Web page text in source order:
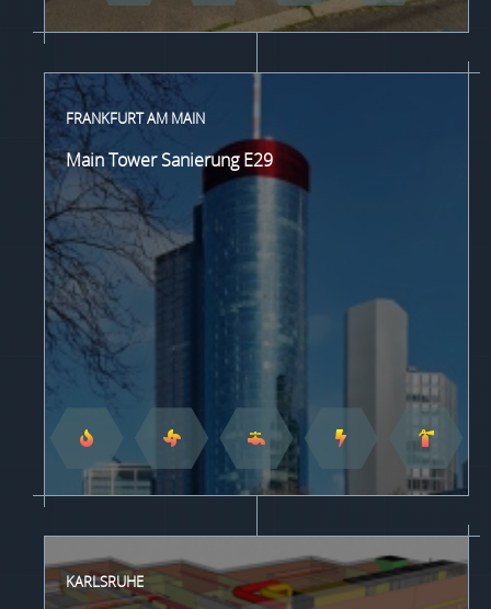
FRANKFURT AM MAIN
Main Tower Sanierung E29
KARLSRUHE